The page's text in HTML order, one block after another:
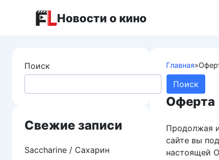
Новости о кино
Главная»
Оферта
Продолжая
сайте вы
настоящей
Поиск
Поиск
Свежие записи
Saccharine / Сахарин